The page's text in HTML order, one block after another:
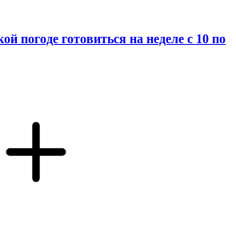
погоде готовиться на неделе с 10 по